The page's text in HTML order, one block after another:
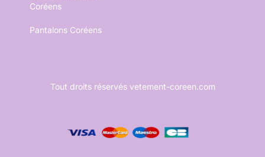
Coréens
Pantalons Coréens
Tout droits réservés vetement-coreen.com